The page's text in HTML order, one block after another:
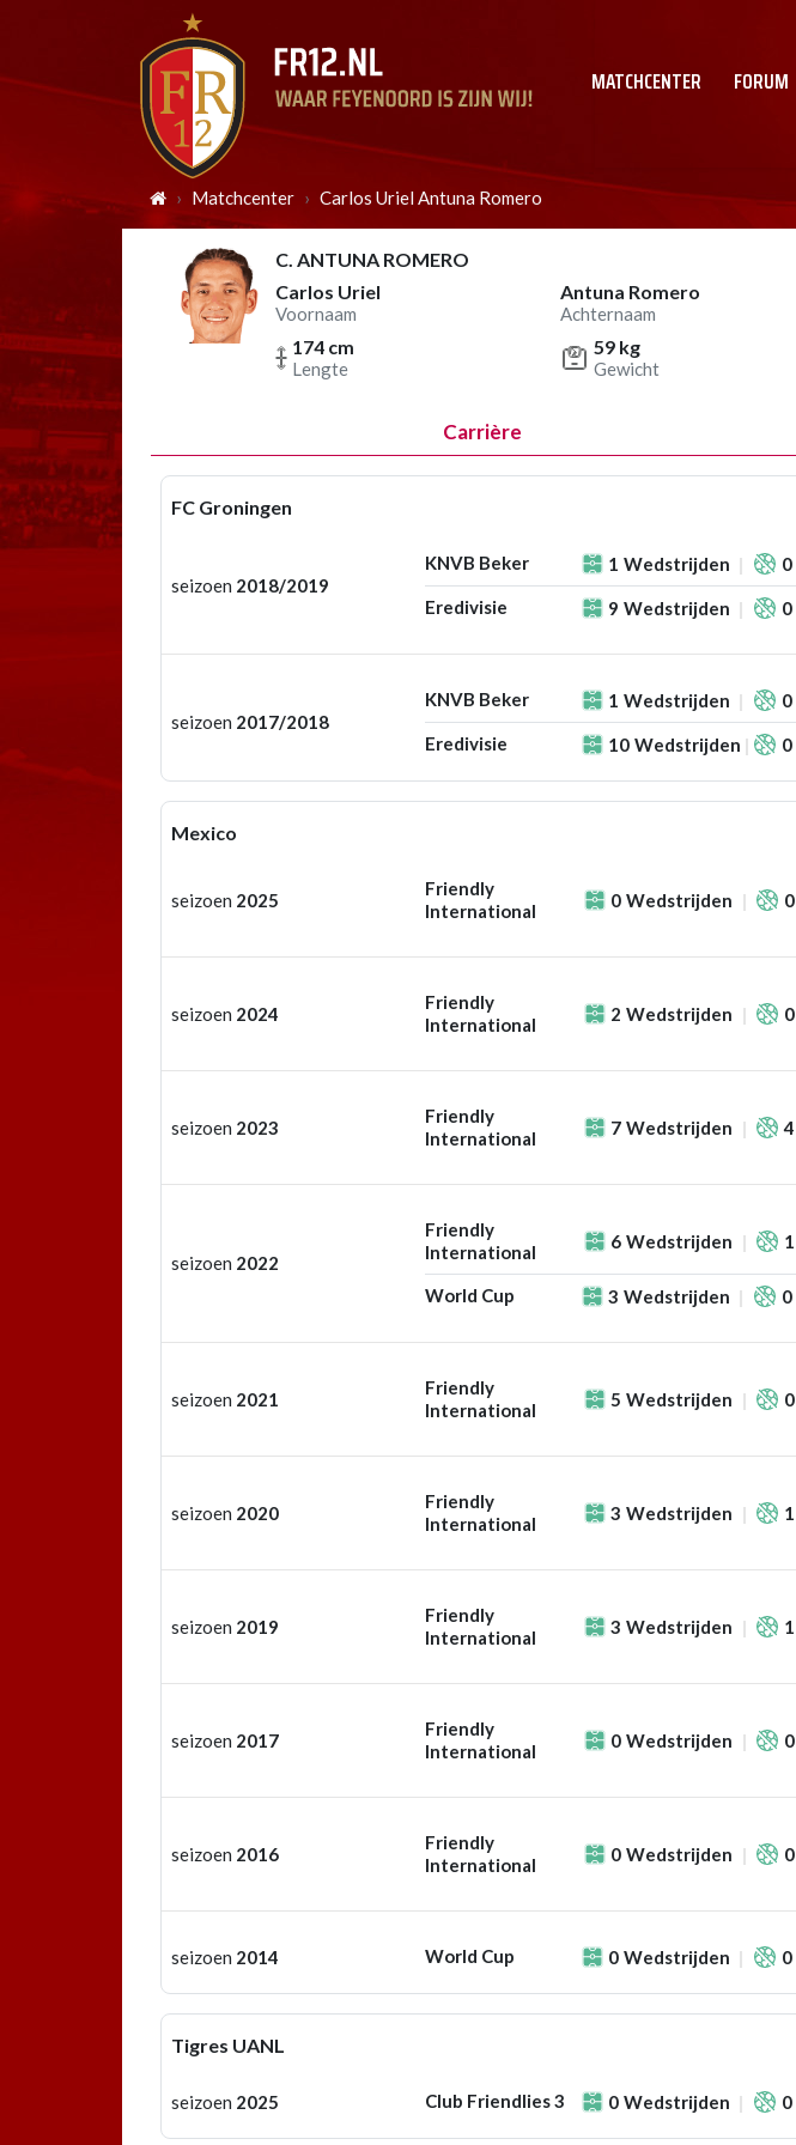
MATCHCENTER FORUM
Matchcenter Carlos Uriel Antuna Romero
C. ANTUNA ROMERO
Carlos Uriel
Voornaam
Antuna Romero
Achternaam
174 cm
Lengte
59 kg
Gewicht
Carrière
FC Groningen
seizoen 2018/2019
KNVB Beker 1 Wedstrijden 0
Eredivisie 9 Wedstrijden 0
seizoen 2017/2018
KNVB Beker 1 Wedstrijden 0
Eredivisie 10 Wedstrijden 0
Mexico
seizoen 2025
Friendly
International
0 Wedstrijden 0
seizoen 2024
Friendly
International
2 Wedstrijden 0
seizoen 2023
Friendly
International
7 Wedstrijden 4
seizoen 2022
Friendly
International
6 Wedstrijden 1
World Cup 3 Wedstrijden 0
seizoen 2021
Friendly
International
5 Wedstrijden 0
seizoen 2020
Friendly
International
3 Wedstrijden 1
seizoen 2019
Friendly
International
3 Wedstrijden 1
seizoen 2017
Friendly
International
0 Wedstrijden 0
seizoen 2016
Friendly
International
0 Wedstrijden 0
seizoen 2014 World Cup 0 Wedstrijden 0
Tigres UANL
seizoen 2025 Club Friendlies 3 0 Wedstrijden 0